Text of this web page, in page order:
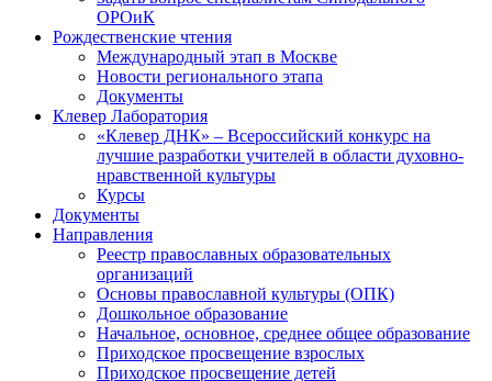
ОРОиК
Рождественские чтения
Международный этап в Москве
Новости регионального этапа
Документы
Клевер Лаборатория
«Клевер ДНК» – Всероссийский конкурс на
лучшие разработки учителей в области духовно-
нравственной культуры
Курсы
Документы
Направления
Реестр православных образовательных
организаций
Основы православной культуры (ОПК)
Дошкольное образование
Начальное, основное, среднее общее образование
Приходское просвещение взрослых
Приходское просвещение детей